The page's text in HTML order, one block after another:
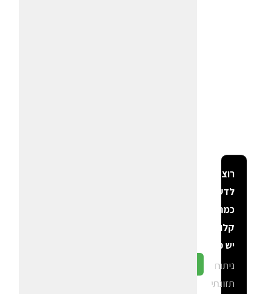
רוצה
לדעת
כמה
קלוריות
יש פה?
ניתוח
תזונתי